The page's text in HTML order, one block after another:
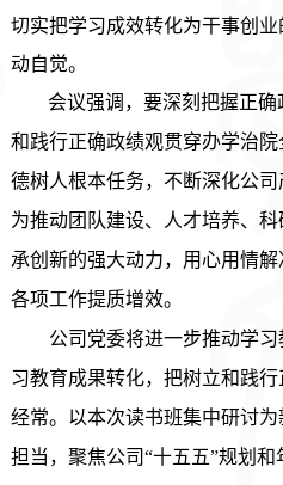
切实把学习成效转化为干事创
动自觉。
会议强调，要深刻把握正确
和践行正确政绩观贯穿办学治
德树人根本任务，不断深化公司
为推动团队建设、人才培养、
承创新的强大动力， 用心用情解
各项工作提质增效。
公司党委将进一步推动学习
习教育成果转化，把树立和践
经常。以本次读书班集中研讨
担当，聚焦公司“十五五”规划